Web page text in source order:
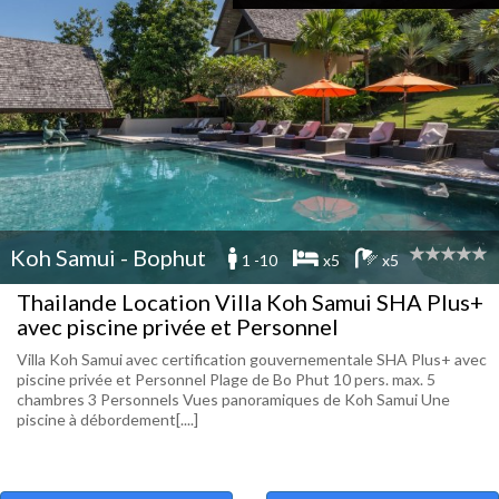
Koh Samui - Bophut 1 -10 x5 x5
Thailande Location Villa Koh Samui SHA Plus+
avec piscine privée et Personnel
Villa Koh Samui avec certification gouvernementale SHA Plus+ avec
piscine privée et Personnel Plage de Bo Phut 10 pers. max. 5
chambres 3 Personnels Vues panoramiques de Koh Samui Une
piscine à débordement[....]